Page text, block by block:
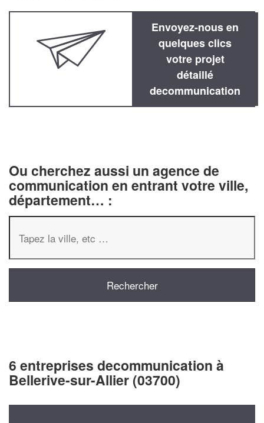
Envoyez-nous en
quelques clics
votre projet
détaillé
decommunication
Ou cherchez aussi un agence de
communication en entrant votre ville,
département… :
6 entreprises decommunication à
Bellerive-sur-Allier (03700)